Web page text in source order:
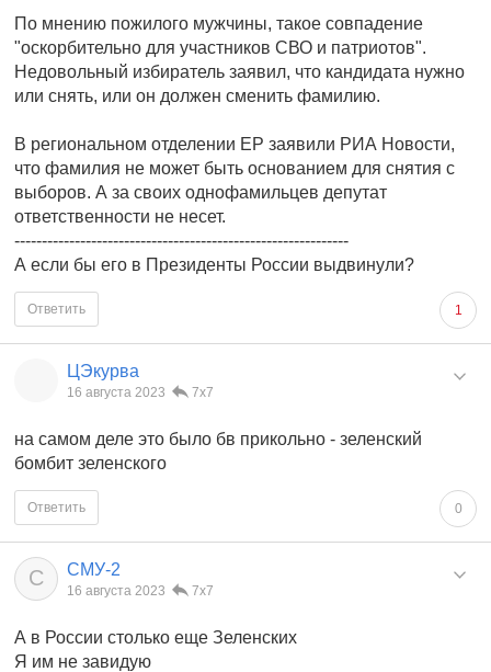
По мнению пожилого мужчины, такое совпадение
"оскорбительно для участников СВО и патриотов".
Недовольный избиратель заявил, что кандидата нужно
или снять, или он должен сменить фамилию.
В региональном отделении ЕР заявили РИА Новости,
что фамилия не может быть основанием для снятия с
выборов. А за своих однофамильцев депутат
ответственности не несет.
-------------------------------------------------------------
А если бы его в Президенты России выдвинули?
1
Ответить
ЦЭкурва
16 августа 2023 7x7
на самом деле это было бв прикольно - зеленский
бомбит зеленского
0
Ответить
С СМУ-2
16 августа 2023 7x7
А в России столько еще Зеленских
Я им не завидую